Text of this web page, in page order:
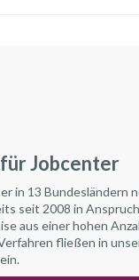
Jobcenter
in 13 Bundesländern
seit 2008 in
aus einer hohen
fließen in